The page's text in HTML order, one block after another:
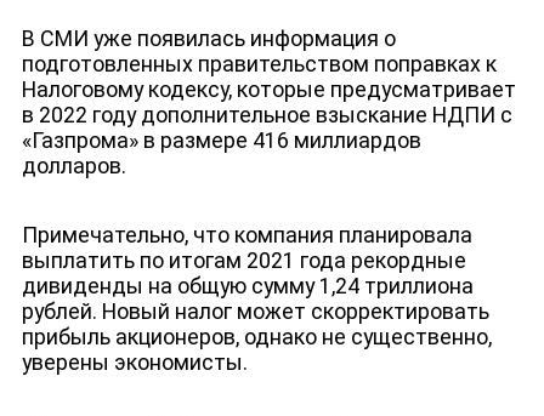
ЮТУБ-КАНАЛ
В СМИ уже появилась информация о
подготовленных правительством поправках к
Налоговому кодексу, которые предусматривает
в 2022 году дополнительное взыскание НДПИ с
«Газпрома» в размере 416 миллиардов
долларов.
Примечательно, что компания планировала
выплатить по итогам 2021 года рекордные
дивиденды на общую сумму 1,24 триллиона
рублей. Новый налог может скорректировать
прибыль акционеров, однако не существенно,
уверены экономисты.